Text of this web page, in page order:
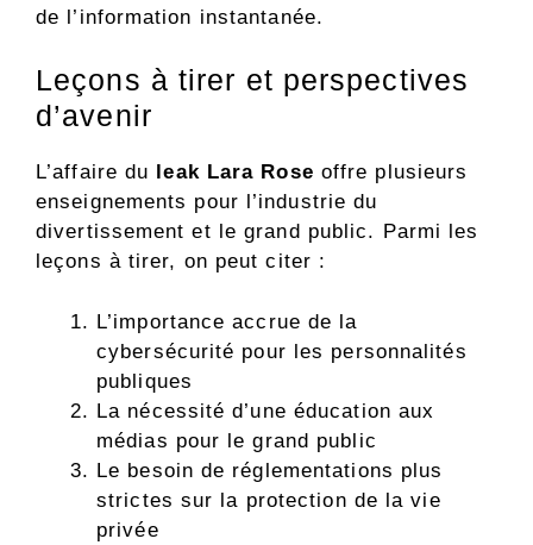
de l’information instantanée.
Leçons à tirer et perspectives
d’avenir
L’affaire du leak Lara Rose offre plusieurs
enseignements pour l’industrie du
divertissement et le grand public. Parmi les
leçons à tirer, on peut citer :
L’importance accrue de la
cybersécurité pour les personnalités
publiques
La nécessité d’une éducation aux
médias pour le grand public
Le besoin de réglementations plus
strictes sur la protection de la vie
privée